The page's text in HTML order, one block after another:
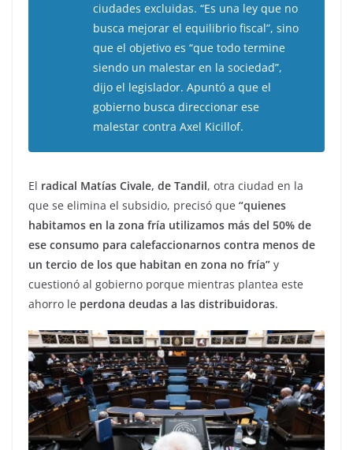
ciudades excluidas. “Es una ley que no
busca mejorar el equilibrio fiscal”, sino
que el objetivo es “que todo termine
siendo un malestar en la sociedad”,
dijo el legislador. Apuntó a que el
gobierno busca direccionar ese
malestar contra Axel Kicillof.
El radical Matías Civale, de Tandil, otra ciudad en la
que se elimina el subsidio, precisó que “quienes
habitamos en la zona fría utilizamos más del 50% de
ese consumo para calefaccionarnos contra menos de
un tercio de los que habitan en zona no fría” y
cuestionó al gobierno porque mientras plantea este
ahorro le perdona deudas a las distribuidoras.